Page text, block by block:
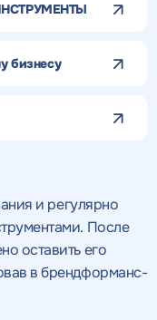
бизнесу
и регулярно
После
оставить его
в брендформанс-